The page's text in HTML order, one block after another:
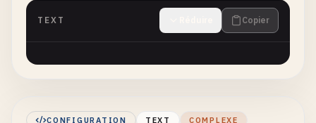
TEXT Copier
CONFIGURATION TEXT COMPLEXE